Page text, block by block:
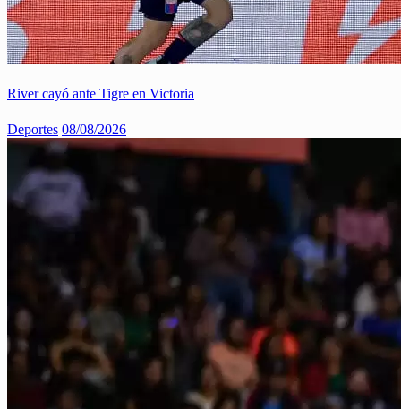
River cayó ante Tigre en Victoria
Deportes 08/08/2026